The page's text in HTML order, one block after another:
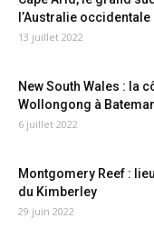
l’Australie occidentale
13 juillet 2022
New South Wales : la
Wollongong à
6 juillet 2022
Montgomery Reef :
du Kimberley
29 juin 2022